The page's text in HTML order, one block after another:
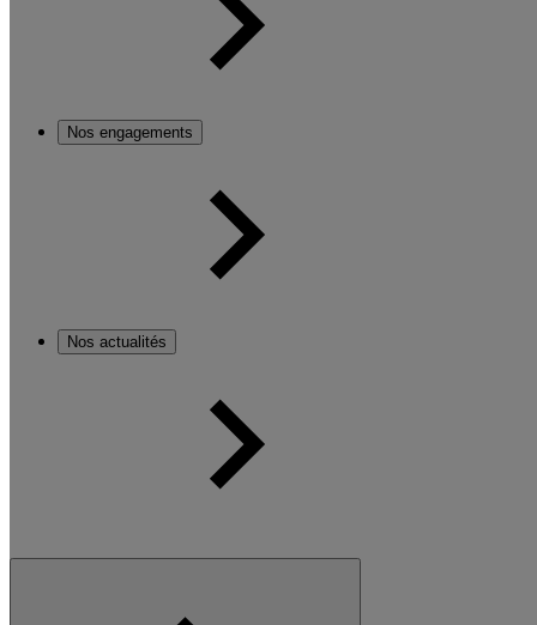
Nos engagements
Nos actualités